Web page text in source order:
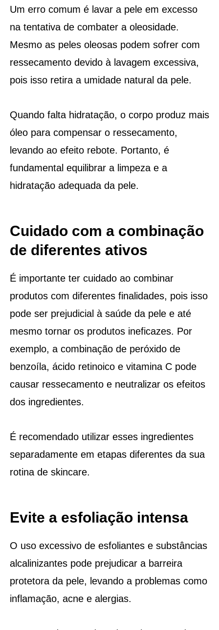
Um erro comum é lavar a pele em excesso
na tentativa de combater a oleosidade.
Mesmo as peles oleosas podem sofrer com
ressecamento devido à lavagem excessiva,
pois isso retira a umidade natural da pele.
Quando falta hidratação, o corpo produz mais
óleo para compensar o ressecamento,
levando ao efeito rebote. Portanto, é
fundamental equilibrar a limpeza e a
hidratação adequada da pele.
Cuidado com a combinação
de diferentes ativos
É importante ter cuidado ao combinar
produtos com diferentes finalidades, pois isso
pode ser prejudicial à saúde da pele e até
mesmo tornar os produtos ineficazes. Por
exemplo, a combinação de peróxido de
benzoíla, ácido retinoico e vitamina C pode
causar ressecamento e neutralizar os efeitos
dos ingredientes.
É recomendado utilizar esses ingredientes
separadamente em etapas diferentes da sua
rotina de skincare.
Evite a esfoliação intensa
O uso excessivo de esfoliantes e substâncias
alcalinizantes pode prejudicar a barreira
protetora da pele, levando a problemas como
inflamação, acne e alergias.